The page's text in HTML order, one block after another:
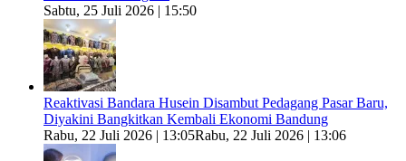
Sabtu, 25 Juli 2026 | 15:50
Reaktivasi Bandara Husein Disambut Pedagang Pasar Baru,
Diyakini Bangkitkan Kembali Ekonomi Bandung
Rabu, 22 Juli 2026 | 13:05Rabu, 22 Juli 2026 | 13:06